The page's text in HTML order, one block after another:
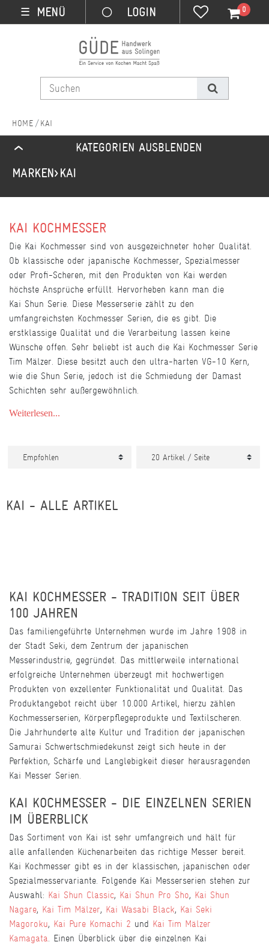
☰ MENÜ 0
KAI
KATEGORIEN AUSBLENDEN
MARKEN KAI
KAI KOCHMESSER
Die Kai Kochmesser sind von ausgezeichneter hoher Qualität.
Ob klassische oder japanische Kochmesser, Spezialmesser
oder Profi-Scheren, mit den Produkten von Kai werden
höchste Ansprüche erfüllt. Hervorheben kann man die
Kai Shun Serie. Diese Messerserie zählt zu den
umfangreichsten Kochmesser Serien, die es gibt. Die
erstklassige Qualität und die Verarbeitung lassen keine
Wünsche offen. Sehr beliebt ist auch die Kai Kochmesser Serie
Tim Mälzer. Diese besitzt auch den ultra-harten VG-10 Kern,
wie die Shun Serie, jedoch ist die Schmiedung der Damast
Schichten sehr außergewöhnlich.
Weiterlesen...
KAI - ALLE ARTIKEL
KAI KOCHMESSER - TRADITION SEIT ÜBER
100 JAHREN
Das familiengeführte Unternehmen wurde im Jahre 1908 in
der Stadt Seki, dem Zentrum der japanischen
Messerindustrie, gegründet. Das mittlerweile international
erfolgreiche Unternehmen überzeugt mit hochwertigen
Produkten von exzellenter Funktionalität und Qualität. Das
Produktangebot reicht über 10.000 Artikel, hierzu zählen
Kochmesserserien, Körperpflegeprodukte und Textilscheren.
Die Jahrhunderte alte Kultur und Tradition der japanischen
Samurai Schwertschmiedekunst zeigt sich heute in der
Perfektion, Schärfe und Langlebigkeit dieser herausragenden
Kai Messer Serien.
KAI KOCHMESSER - DIE EINZELNEN SERIEN
IM ÜBERBLICK
Das Sortiment von Kai ist sehr umfangreich und hält für
alle anfallenden Küchenarbeiten das richtige Messer bereit.
Kai Kochmesser gibt es in der klassischen, japanischen oder
Spezialmesservariante. Folgende Kai Messerserien stehen zur
Auswahl: Kai Shun Classic, Kai Shun Pro Sho, Kai Shun
Nagare, Kai Tim Mälzer, Kai Wasabi Black, Kai Seki
Magoroku, Kai Pure Komachi 2 und Kai Tim Mälzer
Kamagata. Einen Überblick über die einzelnen Kai